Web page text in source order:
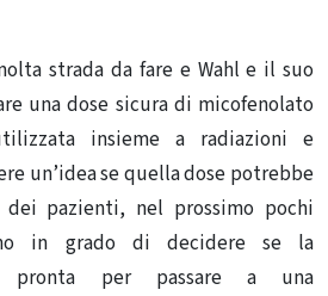
strada da fare e Wahl e il suo
una dose sicura di micofenolato
insieme a radiazioni e
un’idea se quella dose potrebbe
pazienti, nel prossimo pochi
in grado di decidere se la
pronta per passare a una